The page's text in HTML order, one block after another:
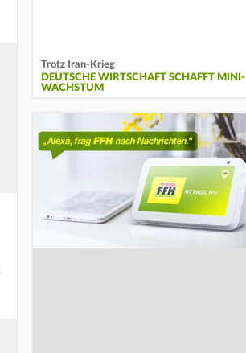
Trotz Iran-Krieg
DEUTSCHE WIRTSCHAFT SCHAFFT MINI-
WACHSTUM